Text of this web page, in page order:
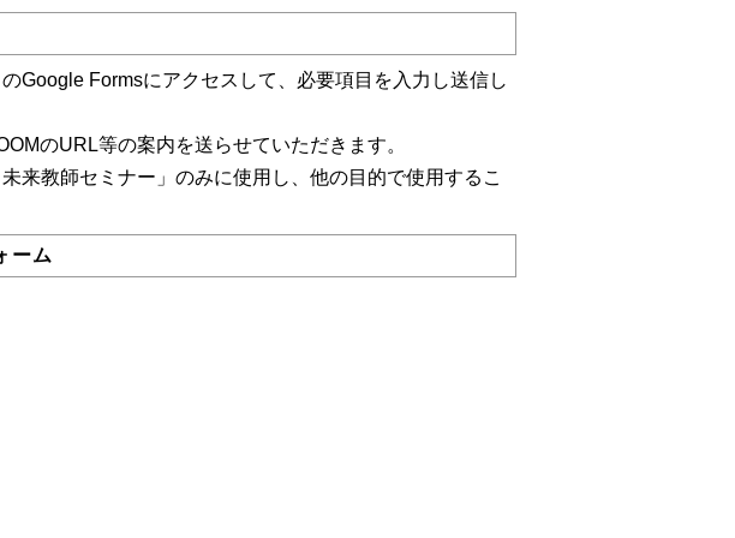
Google Formsにアクセスして、必要項目を入力し送信し
のURL等の案内を送らせていただきます。
来教師セミナー」のみに使用し、他の目的で使用するこ
ーム